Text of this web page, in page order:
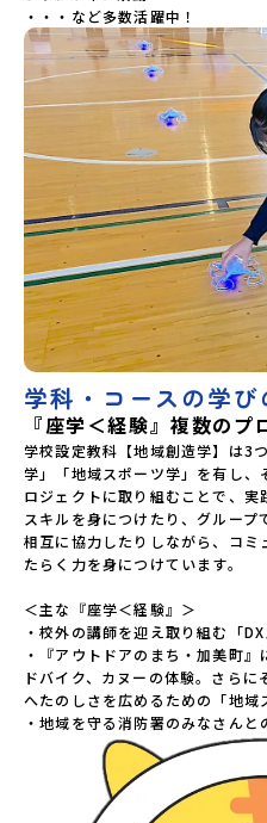
・・・など多数活躍中！
学科・コースの学び
『座学＜経験』複数のプ
学校設定教科【地域創造学】は3
学」「地域スポーツ学」を有し
ロジェクトに取り組むことで、
スキルを身につけたり、グルー
相互に協力したりしながら、コ
たらく力を身につけています。
＜主な『座学＜経験』＞
・校外の講師を迎え取り組む「
・『アウトドアのまち・加美町
ドバイク、カヌーの体験。さら
へたのしさを広めるための「地域
・地域を守る消防署のみなさんと